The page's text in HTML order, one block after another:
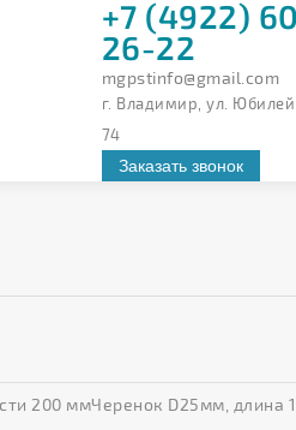
+7 (4922)
26-22
mgpstinfo@gmail.com
г. Владимир, ул.
74
Заказать звонок
200 ммЧеренок D25мм, длина